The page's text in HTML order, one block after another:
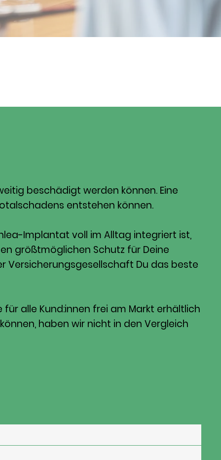
beschädigt werden können. Eine
entstehen können.
Implantat voll im Alltag integriert ist,
größtmöglichen Schutz für Deine
Versicherungsgesellschaft Du das beste
alle Kund:innen frei am Markt erhältlich
haben wir nicht in den Vergleich